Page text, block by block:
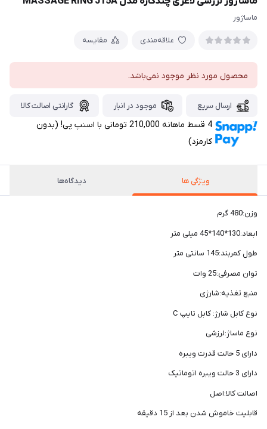
ماساژور
علاقه‌مندی مقایسه
محصول مورد نظر موجود نمی‌باشد.
ارسال سریع موجود در انبار گارانتی اصالت کالا
4 قسط ماهانه 210,000 تومانی با اسنپ ‌پی! (بدون
کارمزد)
ویژگی ها دیدگاه‌ها
وزن:480 گرم
ابعاد:130*140*45 میلی متر
طول کمربند:145 سانتی متر
توان مصرفی:25 وات
منبع تغذیه:شارژی
نوع کابل شارژ: کابل تایپ C
نوع ماساژ:لرزشی
دارای 5 حالت قدرت ویبره
دارای 3 حالت ویبره اتوماتیک
اصالت کالا:اصل
قابلیت خاموش شدن بعد از 15 دقیقه